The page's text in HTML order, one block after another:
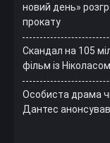
новий день»
прокату
Скандал на 105
фільм із
Особиста драма
Дантес